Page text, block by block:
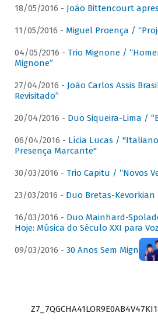
18/05/2016 - João Bittencourt
11/05/2016 - Miguel Proença /
04/05/2016 - Trio Mignone /
Mignone”
27/04/2016 - João Carlos Assis
Revisitado”
20/04/2016 - Duo Siqueira-Lima /
06/04/2016 - Lícia Lucas /
Presença Marcante"
30/03/2016 - Trio Capitu / “Novos
23/03/2016 - Duo Bretas-Kevorkian
16/03/2016 - Duo Mainhard-
Hoje: Música do Século XXI para
09/03/2016 - 30 Anos Sem Mignone